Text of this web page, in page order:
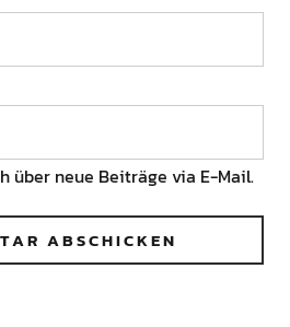
über neue Beiträge via E-Mail.